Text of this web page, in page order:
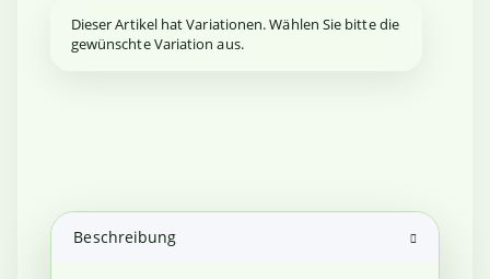
x
Dieser Artikel hat Variationen. Wählen Sie bitte die
gewünschte Variation aus.
Beschreibung